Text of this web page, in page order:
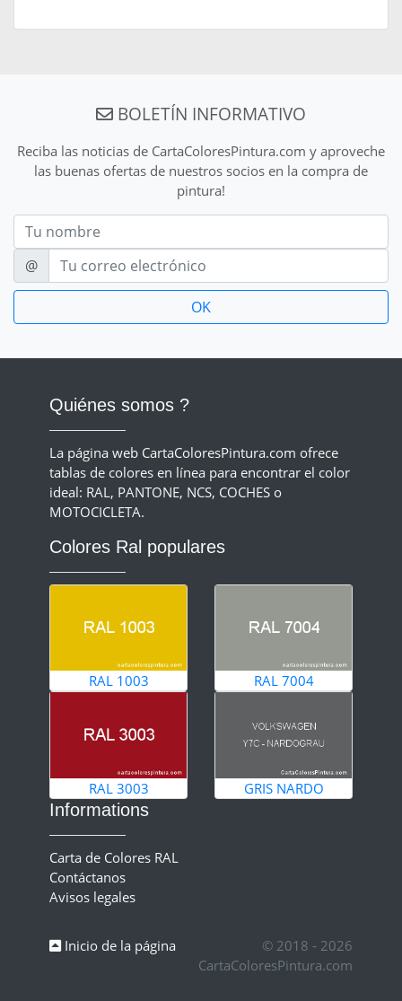
BOLETÍN INFORMATIVO
Reciba las noticias de CartaColoresPintura.com y aproveche
las buenas ofertas de nuestros socios en la compra de
pintura!
Nom
E-mail
@
Quiénes somos ?
La página web CartaColoresPintura.com ofrece
tablas de colores en línea para encontrar el color
ideal: RAL, PANTONE, NCS, COCHES o
MOTOCICLETA.
Colores Ral populares
RAL 1003 RAL 7004
RAL 3003 GRIS NARDO
Informations
Carta de Colores RAL
Contáctanos
Avisos legales
Inicio de la página
© 2018 - 2026
CartaColoresPintura.com